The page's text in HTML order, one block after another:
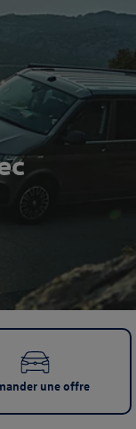
une offre